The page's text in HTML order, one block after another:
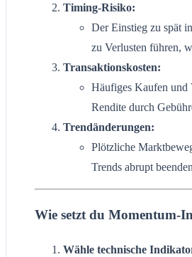
Timing-Risiko:
Der Einstieg zu spät
zu Verlusten führen,
Transaktionskosten:
Häufiges Kaufen und
Rendite durch
Trendänderungen:
Plötzliche
Trends abrupt
Wie setzt du Momentum-
Wähle technische